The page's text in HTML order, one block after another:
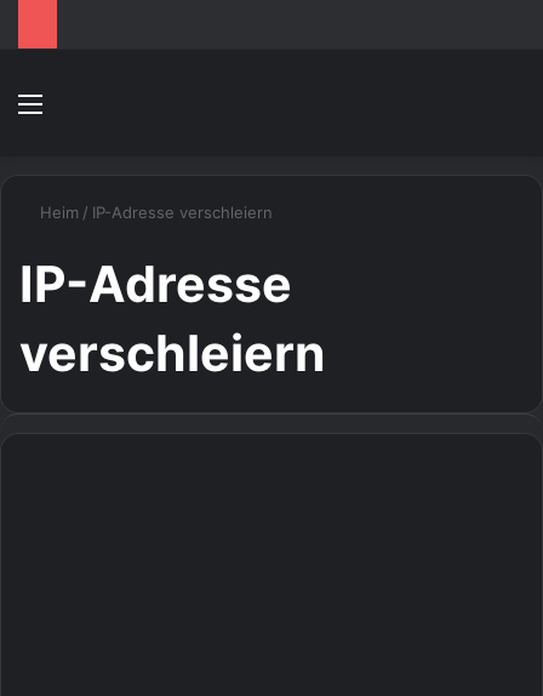
Speisekarte
Heim / IP-Adresse verschleiern
IP-Adresse
verschleiern